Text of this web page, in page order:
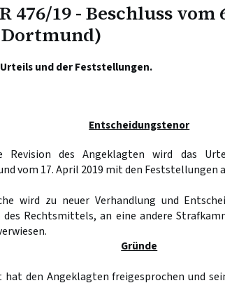
476/19 - Beschluss
Dortmund)
und der Feststellungen.
Entscheidungstenor
Revision des Angeklagten wird das
vom 17. April 2019 mit den Feststellungen
wird zu neuer Verhandlung und
des Rechtsmittels, an eine andere
Gründe
hat den Angeklagten freigesprochen und